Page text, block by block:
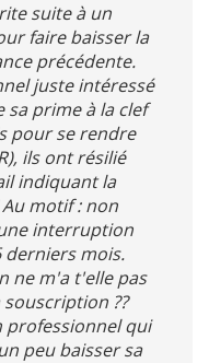
suite à un
faire baisser la
précédente.
juste intéressé
prime à la clef
pour se rendre
ils ont résilié
indiquant la
Au motif : non
interruption
derniers mois.
ne m'a t'elle pas
??
professionnel qui
peu baisser sa